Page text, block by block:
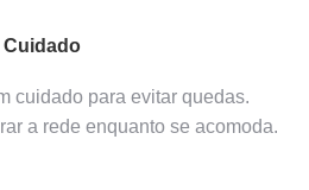
Cuidado
cuidado para evitar quedas.
a rede enquanto se acomoda.